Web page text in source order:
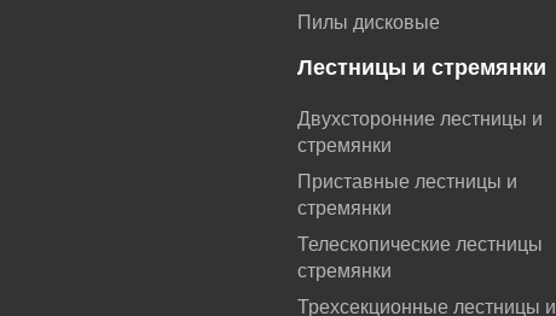
Пилы дисковые
Лестницы и стремянки
Двухсторонние лестницы и
стремянки
Приставные лестницы и
стремянки
Телескопические лестницы
стремянки
Трехсекционные лестницы и